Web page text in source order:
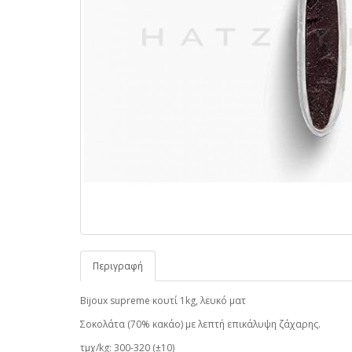
Περιγραφή
Bijoux supreme κουτί 1kg, λευκό ματ
Σοκολάτα (70% κακάο) με λεπτή επικάλυψη ζάχαρης.
τμχ/kg: 300-320 (±10)